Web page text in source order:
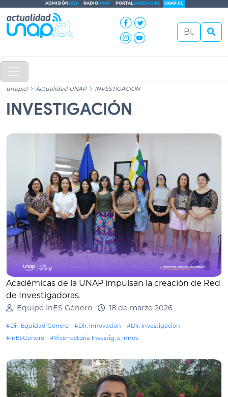
ADMISIÓN2026 RADIOUNAP PORTALEGRESADOS UNAP.CL
unap.cl Actualidad UNAP INVESTIGACIÓN
INVESTIGACIÓN
Académicas de la UNAP impulsan la creación de Red
de Investigadoras.
Equipo InES Género 18 de marzo 2026
#Dir. Equidad Genero #Dir. Innovación
#Dir. Investigación
#InESGenero
#Vicerrectoría Investig. e Innov.